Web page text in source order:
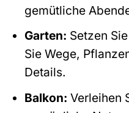
gemütliche
Garten: Setzen
Sie Wege,
Details.
Balkon: Verleihen